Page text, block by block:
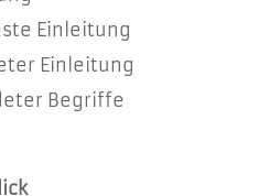
Einleitung
Einleitung
Begriffe